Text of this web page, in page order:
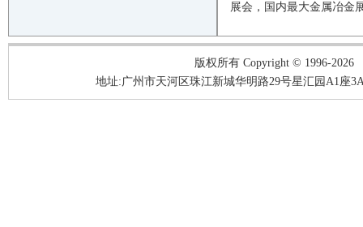
展会，国内最大金属冶金
版权所有 Copyright © 1996-2026
地址:广州市天河区珠江新城华明路29号星汇园A1座